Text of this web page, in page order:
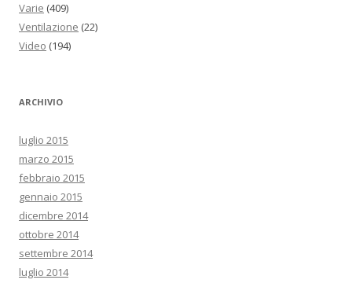
Varie (409)
Ventilazione (22)
Video (194)
ARCHIVIO
luglio 2015
marzo 2015
febbraio 2015
gennaio 2015
dicembre 2014
ottobre 2014
settembre 2014
luglio 2014